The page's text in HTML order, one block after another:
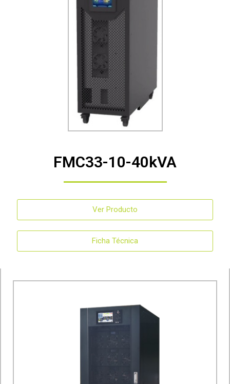
FMC33-10-40kVA
Ver Producto
Ficha Técnica